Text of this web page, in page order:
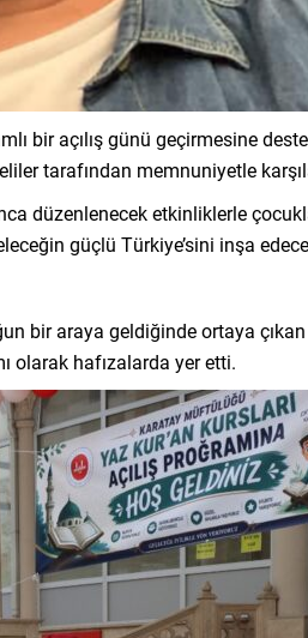
bir açılış günü geçirmesine
tarafından memnuniyetle
düzenlenecek etkinliklerle
güçlü Türkiye’sini inşa
bir araya geldiğinde ortaya
olarak hafızalarda yer etti.